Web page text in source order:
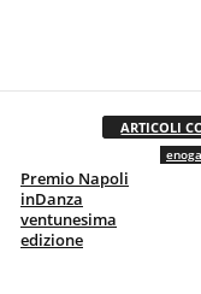
ARTICOLI
Premio Napoli
inDanza
ventunesima
edizione